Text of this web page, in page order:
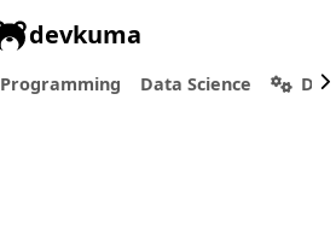
devkuma
Programming Data Science